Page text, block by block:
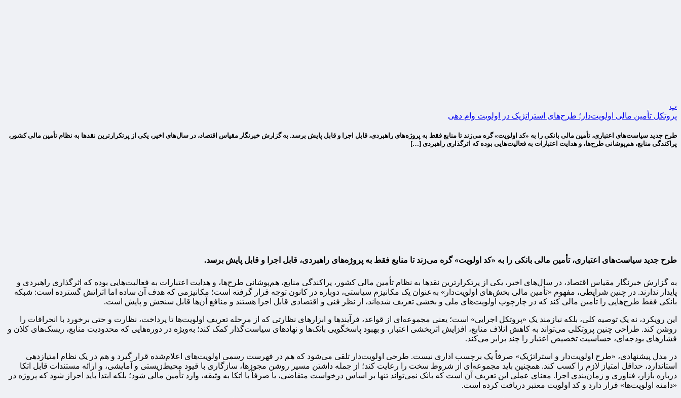
پ
پروتکل تأمین مالی اولویت‌دار؛ طرح‌های استراتژیک در اولویت وام دهی
طرح جدید سیاست‌های اعتباری، تأمین مالی بانکی را به «کد اولویت» گره می‌زند تا منابع فقط به پروژه‌های راهبردی، قابل اجرا و قابل پایش برسد. به گزارش خبرنگار مقیاس اقتصاد، در سال‌های اخیر، یکی از پرتکرارترین نقدها به نظام تأمین مالی کشور،
پراکندگی منابع، هم‌پوشانی طرح‌ها، و هدایت اعتبارات به فعالیت‌هایی بوده که اثرگذاری راهبردی […]
طرح جدید سیاست‌های اعتباری، تأمین مالی بانکی را به «کد اولویت» گره می‌زند تا منابع فقط به پروژه‌های راهبردی، قابل اجرا و قابل پایش برسد.
به گزارش خبرنگار مقیاس اقتصاد، در سال‌های اخیر، یکی از پرتکرارترین نقدها به نظام تأمین مالی کشور، پراکندگی منابع، هم‌پوشانی طرح‌ها، و هدایت اعتبارات به فعالیت‌هایی بوده که اثرگذاری راهبردی و
پایدار ندارند. در چنین شرایطی، مفهوم «تأمین مالی بخش‌های اولویت‌دار» به‌عنوان یک مکانیزم سیاستی، دوباره در کانون توجه قرار گرفته است؛ مکانیزمی که هدف آن ساده اما اثراتش گسترده است: شبکه
بانکی فقط طرح‌هایی را تأمین مالی کند که در چارچوب اولویت‌های ملی و بخشی تعریف شده‌اند، از نظر فنی و اقتصادی قابل اجرا هستند و منافع آن‌ها قابل سنجش و پایش است.
این رویکرد، نه یک توصیه کلی، بلکه نیازمند یک «پروتکل اجرایی» است؛ یعنی مجموعه‌ای از قواعد، فرآیندها و ابزارهای نظارتی که از مرحله تعریف اولویت‌ها تا پرداخت، نظارت و حتی برخورد با انحرافات را
روشن کند. طراحی چنین پروتکلی می‌تواند به کاهش اتلاف منابع، افزایش اثربخشی اعتبار، و بهبود پاسخگویی بانک‌ها و نهادهای سیاست‌گذار کمک کند؛ به‌ویژه در دوره‌هایی که محدودیت منابع، ریسک‌های کلان و
فشارهای بودجه‌ای، حساسیت تخصیص اعتبار را چند برابر می‌کند.
در مدل پیشنهادی، «طرح اولویت‌دار و استراتژیک» صرفاً یک برچسب اداری نیست. طرحی اولویت‌دار تلقی می‌شود که هم در فهرست رسمی اولویت‌های اعلام‌شده قرار گیرد و هم در یک نظام امتیازدهی
استاندارد، حداقل امتیاز لازم را کسب کند. همچنین باید مجموعه‌ای از شروط سخت را رعایت کند؛ از جمله داشتن مسیر روشن مجوزها، سازگاری با قیود محیط‌زیستی و آمایشی، و ارائه مستندات قابل اتکا
درباره بازار، فناوری و زمان‌بندی اجرا. معنای عملی این تعریف آن است که بانک نمی‌تواند تنها بر اساس درخواست متقاضی، یا صرفاً با اتکا به وثیقه، وارد تأمین مالی شود؛ بلکه ابتدا باید احراز شود که پروژه در
«دامنه اولویت‌ها» قرار دارد و کد اولویت معتبر دریافت کرده است.